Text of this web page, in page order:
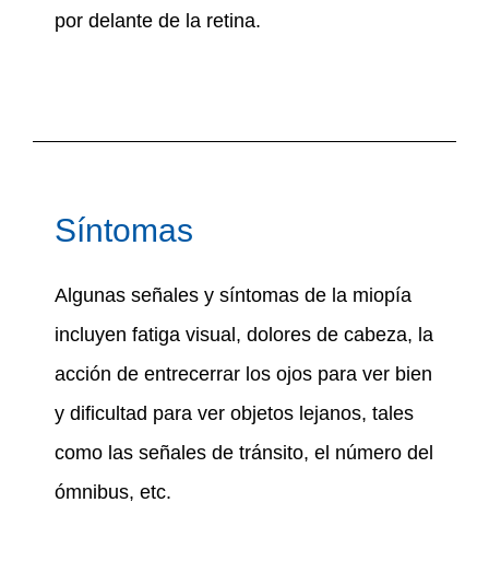
por delante de la retina.
Síntomas
Algunas señales y síntomas de la miopía
incluyen fatiga visual, dolores de cabeza, la
acción de entrecerrar los ojos para ver bien
y dificultad para ver objetos lejanos, tales
como las señales de tránsito, el número del
ómnibus, etc.